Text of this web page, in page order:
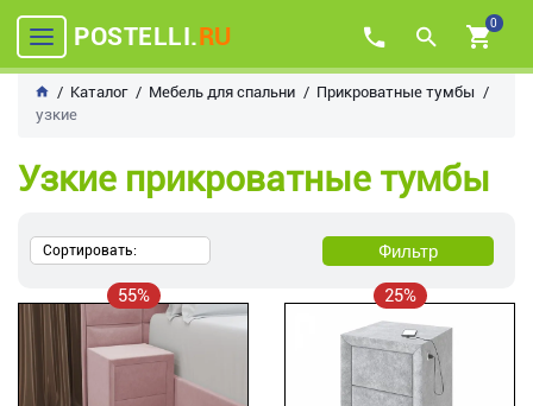
POSTELLI.RU 0
Каталог Мебель для спальни
Прикроватные тумбы
узкие
Узкие прикроватные тумбы
Сортировать: Фильтр
55% 25%